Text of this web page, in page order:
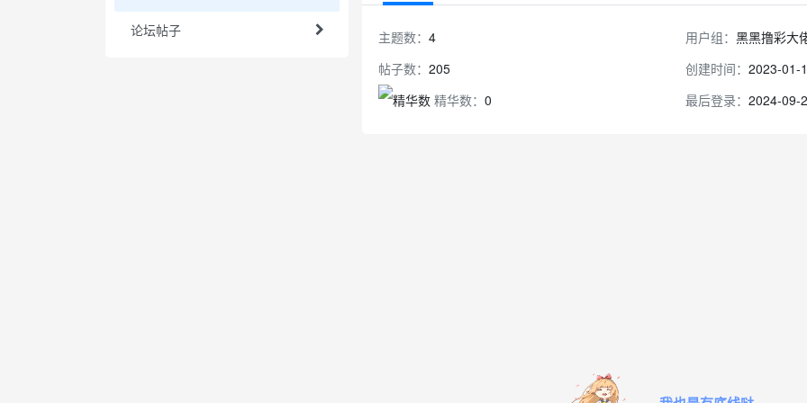
论坛帖子 主题数： 4
帖子数： 205
精华数： 0
用户组：黑黑撸彩大
创建时间：2023-01-
最后登录：2024-09-